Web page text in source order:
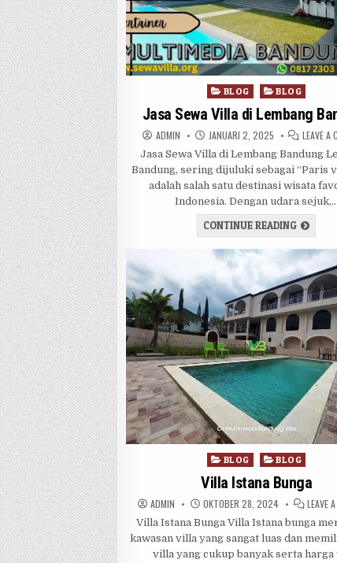
Posted in
BLOG BLOG
Jasa Sewa Villa di Lembang
AUTHOR:
ADMIN PUBLISHED DATE:
JANUARI 2, 2025 LEAVE A
Jasa Sewa Villa di Lembang Bandung
Bandung, sering dijuluki sebagai “Paris
adalah salah satu destinasi wisata
Indonesia. Dengan udara sejuk,…
CONTINUE READINGJASA
Posted in
BLOG BLOG
Villa Istana Bunga
AUTHOR:
ADMIN PUBLISHED DATE:
OKTOBER 28, 2024 LEAVE
Villa Istana Bunga Villa Istana bunga
kawasan villa yang sangat luas dan
villa yang cukup banyak serta harga